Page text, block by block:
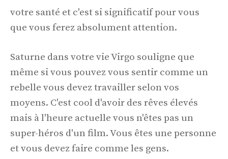
votre santé et c'est si significatif pour vous
que vous ferez absolument attention.
Saturne dans votre vie Virgo souligne que
même si vous pouvez vous sentir comme un
rebelle vous devez travailler selon vos
moyens. C'est cool d'avoir des rêves élevés
mais à l'heure actuelle vous n'êtes pas un
super-héros d'un film. Vous êtes une personne
et vous devez faire comme les gens.